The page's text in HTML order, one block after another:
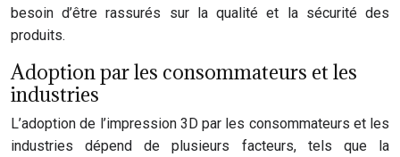
besoin d’être rassurés sur la qualité et la sécurité des
produits.
Adoption par les consommateurs et les
industries
L’adoption de l’impression 3D par les consommateurs et les
industries dépend de plusieurs facteurs, tels que la